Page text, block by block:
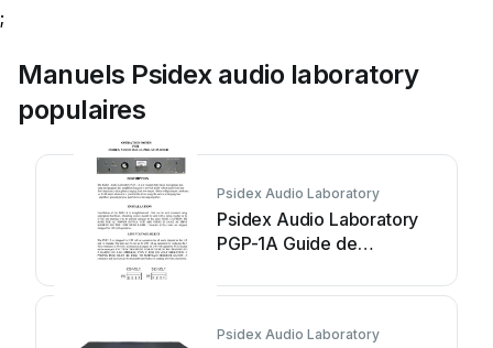
;
Manuels Psidex audio laboratory
populaires
Psidex Audio Laboratory
Psidex Audio Laboratory
PGP-1A Guide de
Psidex Audio Laboratory